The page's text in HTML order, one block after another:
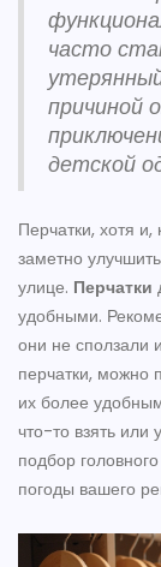
часто
причиной
детской
Перчатки, хотя
заметно
улице. Перчатки
удобными.
они не сползали
перчатки, можно
их более
что-то взять или
подбор
погоды вашего